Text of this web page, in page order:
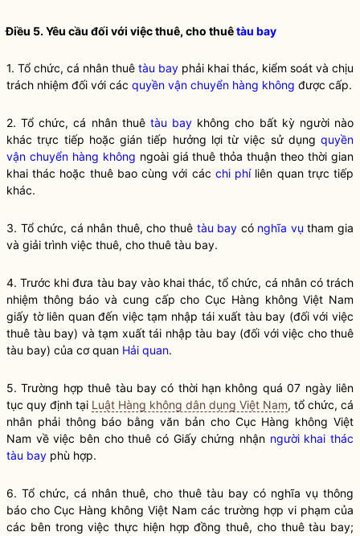
Điều 5. Yêu cầu đối với việc thuê, cho thuêtàu bay
1. Tổ chức, cá nhân thuê tàu bay phải khai thác, kiểm soát và chịu
trách nhiệm đối với các quyền vận chuyển hàng không được cấp.
2. Tổ chức, cá nhân thuê tàu bay không cho bất kỳ người nào
khác trực tiếp hoặc gián tiếp hưởng lợi từ việc sử dụng quyền
vận chuyển hàng không ngoài giá thuê thỏa thuận theo thời gian
khai thác hoặc thuê bao cùng với các chi phíliên quan trực tiếp
khác.
3. Tổ chức, cá nhân thuê, cho thuê tàu bay có nghĩa vụ tham gia
và giải trình việc thuê, cho thuê tàu bay.
4. Trước khi đưa tàu bayvào khai thác, tổ chức, cá nhân có trách
nhiệm thông báo và cung cấp cho Cục Hàng không Việt Nam
giấy tờ liên quan đến việc tạm nhập tái xuất tàu bay (đối với việc
thuê tàu bay) và tạm xuất tái nhập tàu bay(đối với việc cho thuê
tàu bay) của cơ quan Hải quan.
5. Trường hợp thuê tàu bay có thời hạn không quá 07 ngày liên
tục quy định tại Luật Hàng không dân dụng Việt Nam, tổ chức, cá
nhân phải thông báo bằng văn bản cho Cục Hàng không Việt
Nam về việc bên cho thuê có Giấy chứng nhận người khai thác
tàu bay phù hợp.
6. Tổ chức, cá nhân thuê, cho thuê tàu baycó nghĩa vụ thông
báo cho Cục Hàng không Việt Nam các trường hợp vi phạm của
các bên trong việc thực hiện hợp đồng thuê, cho thuêtàu bay;